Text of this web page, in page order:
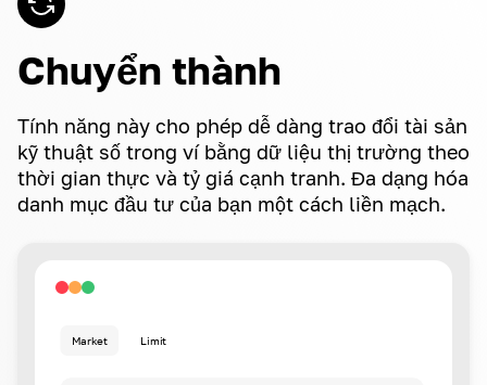
Chuyển thành
Tính năng này cho phép dễ dàng trao đổi tài sản
kỹ thuật số trong ví bằng dữ liệu thị trường theo
thời gian thực và tỷ giá cạnh tranh. Đa dạng hóa
danh mục đầu tư của bạn một cách liền mạch.
Market Limit